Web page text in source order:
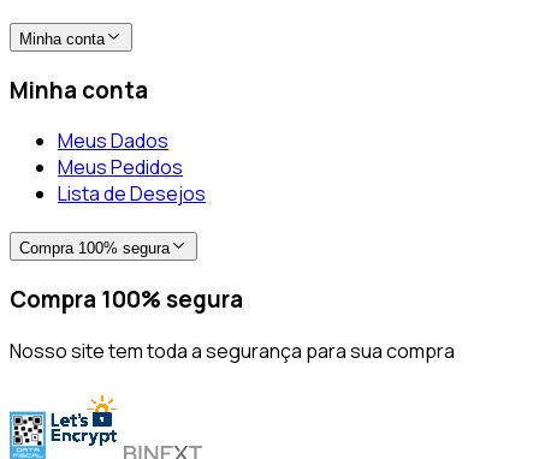
Minha conta
Minha conta
Meus Dados
Meus Pedidos
Lista de Desejos
Compra 100% segura
Compra 100% segura
Nosso site tem toda a segurança para sua compra